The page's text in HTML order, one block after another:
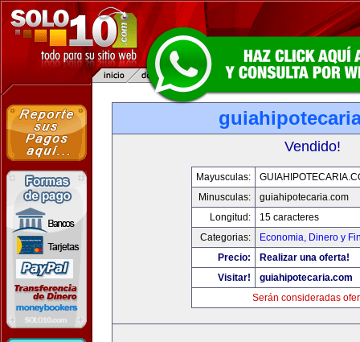
Vendido!
Mayusculas:
Minusculas:
guiahipotecaria.com
Longitud:
15 caracteres
Categorias:
Economia, Dinero y
Precio:
Realizar una oferta!
Visitar!
guiahipotecaria.com
Serán consideradas